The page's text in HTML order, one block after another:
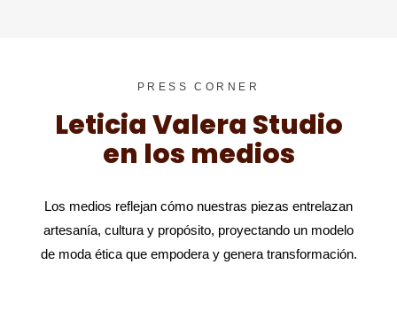
PRESS CORNER
Leticia Valera Studio
en los medios
Los medios reflejan cómo nuestras piezas entrelazan
artesanía, cultura y propósito, proyectando un modelo
de moda ética que empodera y genera transformación.